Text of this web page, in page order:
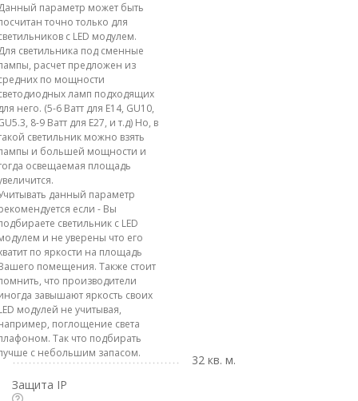
параметр может быть
точно только для
с LED модулем.
светильника под сменные
расчет предложен из
по мощности
ламп подходящих
него. (5-6 Ватт для E14, GU10,
8-9 Ватт для E27, и т.д) Но, в
светильник можно взять
и большей мощности и
освещаемая площадь
данный параметр
если - Вы
светильник с LED
и не уверены что его
по яркости на площадь
помещения. Также стоит
что производители
завышают яркость своих
модулей не учитывая,
поглощение света
Так что подбирать
с небольшим запасом.
32 кв. м.
Защита IP